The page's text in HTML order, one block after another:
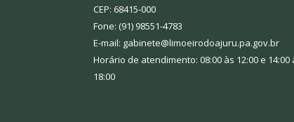
CEP: 68415-000
Fone: (91) 98551-4783
E-mail: gabinete@limoeirodoajuru.pa.gov.br
Horário de atendimento: 08:00 às 12:00 e 14:00
18:00